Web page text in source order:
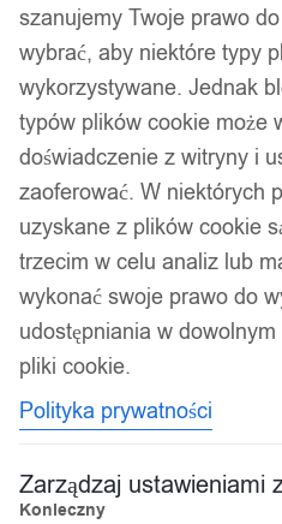
szanujemy Twoje prawo
wybrać, aby niektóre typy
wykorzystywane. Jednak
typów plików cookie może
doświadczenie z witryny i
zaoferować. W niektórych
uzyskane z plików cookie
trzecim w celu analiz lub
wykonać swoje prawo do
udostępniania w
pliki cookie.
Polityka prywatności
Zarządzaj ustawieniami
Konieczny